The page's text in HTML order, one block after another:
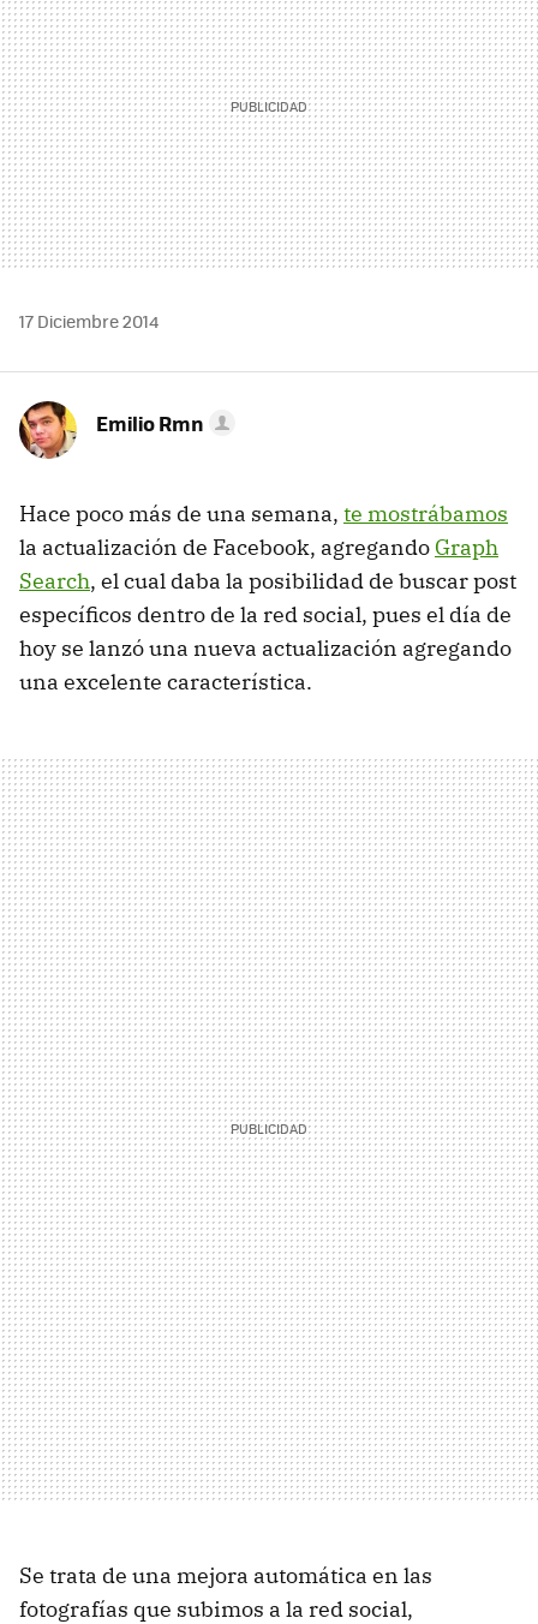
17 Diciembre 2014
Emilio Rmn
Hace poco más de una semana, te mostrábamos
la actualización de Facebook, agregando Graph
Search, el cual daba la posibilidad de buscar post
específicos dentro de la red social, pues el día de
hoy se lanzó una nueva actualización agregando
una excelente característica.
Se trata de una mejora automática en las
fotografías que subimos a la red social,